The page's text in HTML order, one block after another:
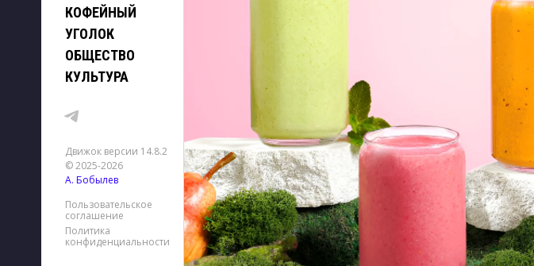
КОФЕЙНЫЙ
УГОЛОК
ОБЩЕСТВО
КУЛЬТУРА
Движок версии 14.8.2
© 2025-2026
А. Бобылев
Пользовательское
соглашение
Политика
конфиденциальности